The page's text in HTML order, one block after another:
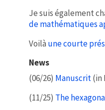
Je suis également
de mathématiques
Voilà une courte
News
(06/26) Manuscrit(in
(11/25) The